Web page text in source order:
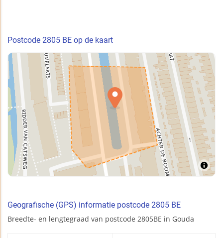
Postcode 2805 BE op de kaart
Geografische (GPS) informatie postcode 2805 BE
Breedte- en lengtegraad van postcode 2805BE in Gouda